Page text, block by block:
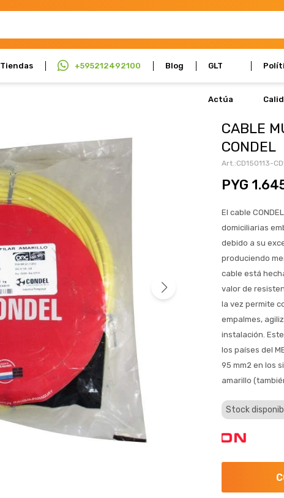
Tiendas +595212492100 Blog GLT
Actúa
CABLE
CONDEL
CD150113-
PYG
El cable
domiciliarias
debido a su
produciendo
cable está
valor de
la vez permite
empalmes,
instalación.
los países del
95 mm2 en los
amarillo
Stock